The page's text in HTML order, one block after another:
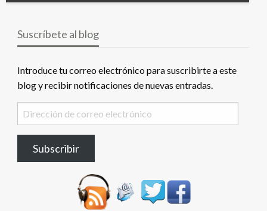
Suscríbete al blog
Introduce tu correo electrónico para suscribirte a este
blog y recibir notificaciones de nuevas entradas.
Dirección
de
electrónico
Subscribir